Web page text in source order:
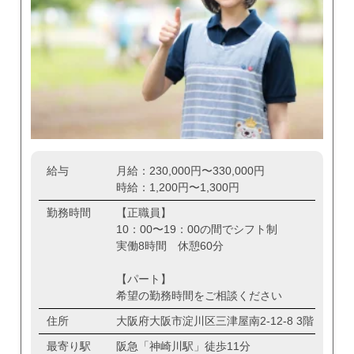
給与
月給：230,000円〜330,000円
時給：1,200円〜1,300円
勤務時間
【正職員】
10：00〜19：00の間でシフト制
実働8時間 休憩60分
【パート】
希望の勤務時間をご相談ください
住所
大阪府大阪市淀川区三津屋南2-12-8 3階
最寄り駅
阪急「神崎川駅」徒歩11分